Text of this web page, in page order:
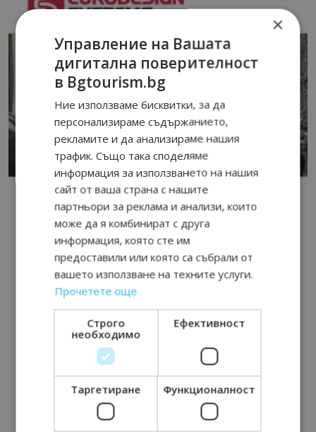
×
Управление на Вашата
дигитална поверителност
в Bgtourism.bg
Ние използваме бисквитки, за да
персонализираме съдържанието,
рекламите и да анализираме нашия
трафик. Също така споделяме
информация за използването на нашия
сайт от ваша страна с нашите
партньори за реклама и анализи, които
може да я комбинират с друга
информация, която сте им
предоставили или която са събрали от
вашето използване на техните услуги.
Прочетете още
Строго
необходимо
Ефективност
Таргетиране Функционалност